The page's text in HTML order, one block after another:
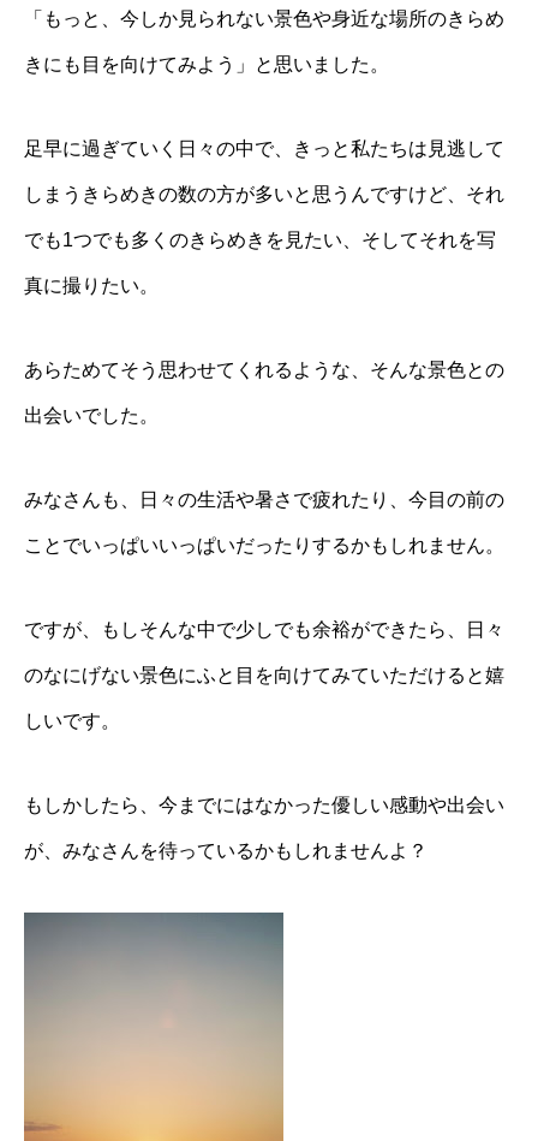
「もっと、今しか見られない景色や身近な場所のきらめ
きにも目を向けてみよう」と思いました。
足早に過ぎていく日々の中で、きっと私たちは見逃して
しまうきらめきの数の方が多いと思うんですけど、それ
でも1つでも多くのきらめきを見たい、そしてそれを写
真に撮りたい。
あらためてそう思わせてくれるような、そんな景色との
出会いでした。
みなさんも、日々の生活や暑さで疲れたり、今目の前の
ことでいっぱいいっぱいだったりするかもしれません。
ですが、もしそんな中で少しでも余裕ができたら、日々
のなにげない景色にふと目を向けてみていただけると嬉
しいです。
もしかしたら、今までにはなかった優しい感動や出会い
が、みなさんを待っているかもしれませんよ？